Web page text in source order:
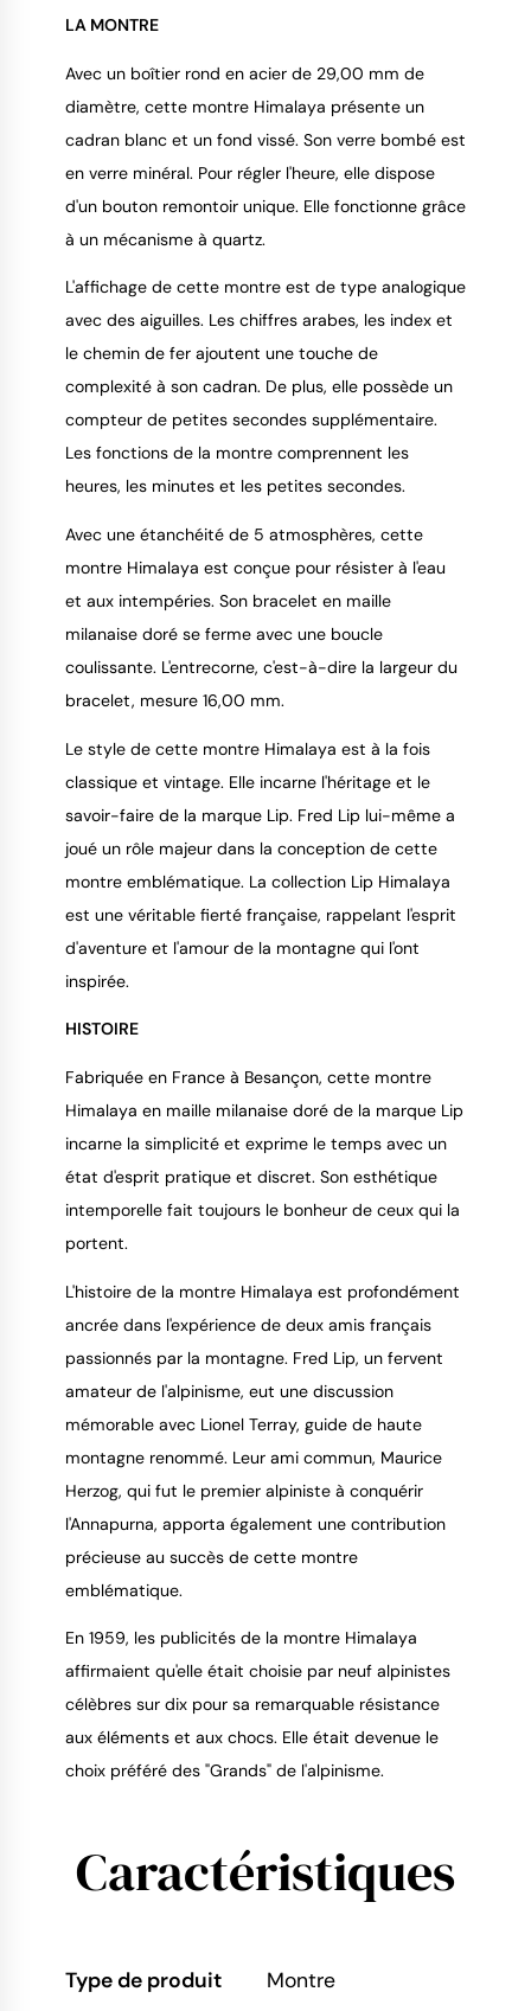
LA MONTRE
Avec un boîtier rond en acier de 29,00 mm de
diamètre, cette montre Himalaya présente un
cadran blanc et un fond vissé. Son verre bombé est
en verre minéral. Pour régler l'heure, elle dispose
d'un bouton remontoir unique. Elle fonctionne grâce
à un mécanisme à quartz.
L'affichage de cette montre est de type analogique
avec des aiguilles. Les chiffres arabes, les index et
le chemin de fer ajoutent une touche de
complexité à son cadran. De plus, elle possède un
compteur de petites secondes supplémentaire.
Les fonctions de la montre comprennent les
heures, les minutes et les petites secondes.
Avec une étanchéité de 5 atmosphères, cette
montre Himalaya est conçue pour résister à l'eau
et aux intempéries. Son bracelet en maille
milanaise doré se ferme avec une boucle
coulissante. L'entrecorne, c'est-à-dire la largeur du
bracelet, mesure 16,00 mm.
Le style de cette montre Himalaya est à la fois
classique et vintage. Elle incarne l'héritage et le
savoir-faire de la marque Lip. Fred Lip lui-même a
joué un rôle majeur dans la conception de cette
montre emblématique. La collection Lip Himalaya
est une véritable fierté française, rappelant l'esprit
d'aventure et l'amour de la montagne qui l'ont
inspirée.
HISTOIRE
Fabriquée en France à Besançon, cette montre
Himalaya en maille milanaise doré de la marque Lip
incarne la simplicité et exprime le temps avec un
état d'esprit pratique et discret. Son esthétique
intemporelle fait toujours le bonheur de ceux qui la
portent.
L'histoire de la montre Himalaya est profondément
ancrée dans l'expérience de deux amis français
passionnés par la montagne. Fred Lip, un fervent
amateur de l'alpinisme, eut une discussion
mémorable avec Lionel Terray, guide de haute
montagne renommé. Leur ami commun, Maurice
Herzog, qui fut le premier alpiniste à conquérir
l'Annapurna, apporta également une contribution
précieuse au succès de cette montre
emblématique.
En 1959, les publicités de la montre Himalaya
affirmaient qu'elle était choisie par neuf alpinistes
célèbres sur dix pour sa remarquable résistance
aux éléments et aux chocs. Elle était devenue le
choix préféré des "Grands" de l'alpinisme.
Caractéristiques
Type de produit
Montre